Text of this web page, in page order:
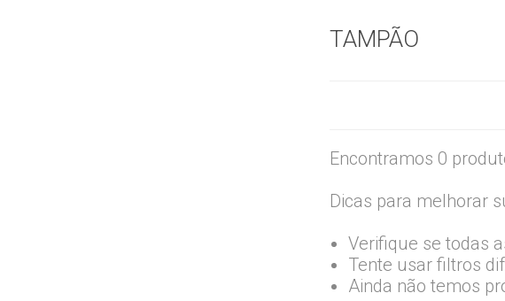
TAMPÃO
Encontramos 0
Dicas para melhorar
Verifique se todas
Tente usar filtros
Ainda não temos